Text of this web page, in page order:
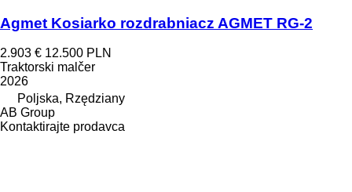
Agmet Kosiarko rozdrabniacz AGMET RG-2
2.903 € 12.500 PLN
Traktorski malčer
2026
Poljska, Rzędziany
AB Group
Kontaktirajte prodavca